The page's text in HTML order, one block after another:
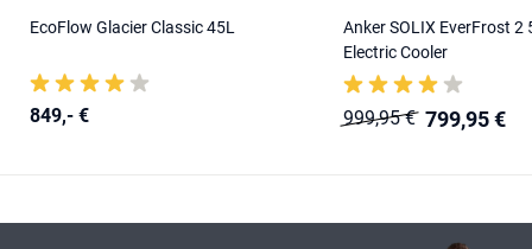
EcoFlow Glacier Classic 45L
849,- €
Anker SOLIX EverFrost 2
Electric Cooler
999,95 € 799,95 €